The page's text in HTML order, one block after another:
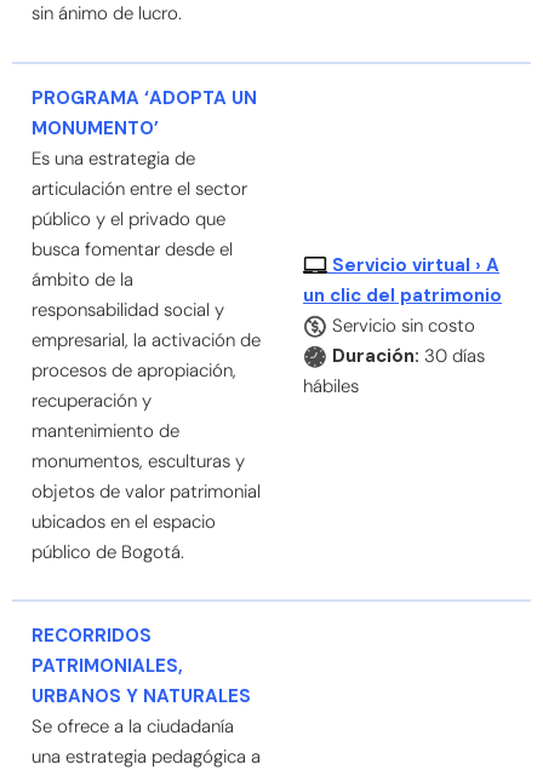
sin ánimo de lucro.
PROGRAMA ‘ADOPTA UN
MONUMENTO’
Es una estrategia de
articulación entre el sector
público y el privado que
busca fomentar desde el
ámbito de la
responsabilidad social y
empresarial, la activación de
procesos de apropiación,
recuperación y
mantenimiento de
monumentos, esculturas y
objetos de valor patrimonial
ubicados en el espacio
público de Bogotá.
Servicio virtual › A
un clic del patrimonio
Servicio sin costo
Duración: 30 días
hábiles
RECORRIDOS
PATRIMONIALES,
URBANOS Y NATURALES
Se ofrece a la ciudadanía
una estrategia pedagógica a